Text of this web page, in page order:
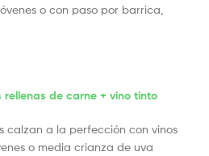
o con paso por barrica,
de carne + vino tinto
calzan a la perfección con vinos
o media crianza de uva